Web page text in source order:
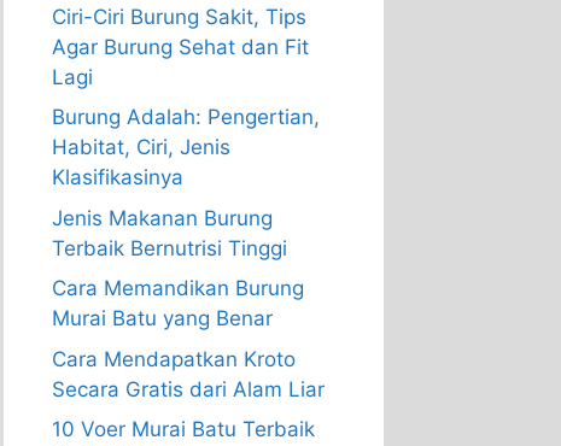
Ciri-Ciri Burung Sakit, Tips
Agar Burung Sehat dan Fit
Lagi
Burung Adalah: Pengertian,
Habitat, Ciri, Jenis
Klasifikasinya
Jenis Makanan Burung
Terbaik Bernutrisi Tinggi
Cara Memandikan Burung
Murai Batu yang Benar
Cara Mendapatkan Kroto
Secara Gratis dari Alam Liar
10 Voer Murai Batu Terbaik